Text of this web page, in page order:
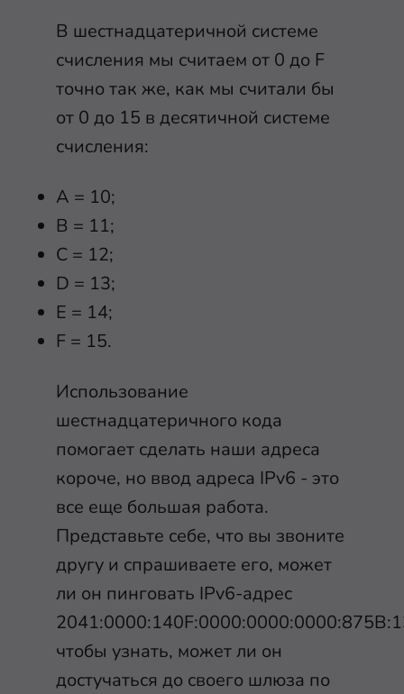
В шестнадцатеричной системе
счисления мы считаем от 0 до F
точно так же, как мы считали бы
от 0 до 15 в десятичной системе
счисления:
A = 10;
B = 11;
C = 12;
D = 13;
E = 14;
F = 15.
Использование
шестнадцатеричного кода
помогает сделать наши адреса
короче, но ввод адреса IPv6 - это
все еще большая работа.
Представьте себе, что вы звоните
другу и спрашиваете его, может
ли он пинговать IPv6-адрес
чтобы узнать, может ли он
достучаться до своего шлюза по